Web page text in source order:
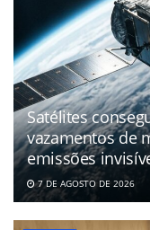
Satélites
vazamentos de
emissões
7 DE AGOSTO DE 2026